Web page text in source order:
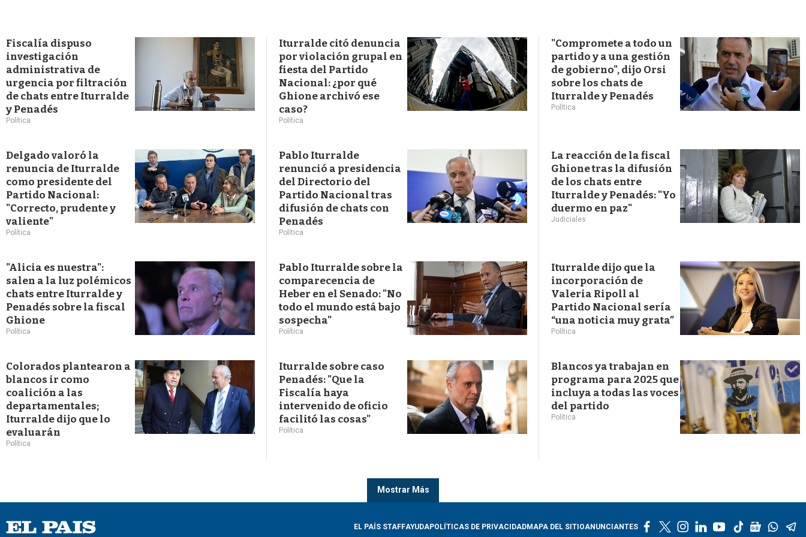
e
d
a
Fiscalía dispuso
investigación
administrativa de
urgencia por filtración
de chats entre Iturralde
y Penadés
Política
Iturralde citó denuncia
por violación grupal en
fiesta del Partido
Nacional: ¿por qué
Ghione archivó ese
caso?
Política
"Compromete a todo un
partido y a una gestión
de gobierno", dijo Orsi
sobre los chats de
Iturralde y Penadés
Política
Delgado valoró la
renuncia de Iturralde
como presidente del
Partido Nacional:
"Correcto, prudente y
valiente"
Política
Pablo Iturralde
renunció a presidencia
del Directorio del
Partido Nacional tras
difusión de chats con
Penadés
Política
La reacción de la fiscal
Ghione tras la difusión
de los chats entre
Iturralde y Penadés: "Yo
duermo en paz"
Judiciales
"Alicia es nuestra":
salen a la luz polémicos
chats entre Iturralde y
Penadés sobre la fiscal
Ghione
Política
Pablo Iturralde sobre la
comparecencia de
Heber en el Senado: "No
todo el mundo está bajo
sospecha"
Política
Iturralde dijo que la
incorporación de
Valeria Ripoll al
Partido Nacional sería
“una noticia muy grata”
Política
Colorados plantearon a
blancos ir como
coalición a las
departamentales;
Iturralde dijo que lo
evaluarán
Política
Iturralde sobre caso
Penadés: "Que la
Fiscalía haya
intervenido de oficio
facilitó las cosas"
Política
Blancos ya trabajan en
programa para 2025 que
incluya a todas las voces
del partido
Política
Mostrar Más
EL PAÍS STAFFAYUDAPOLÍTICAS DE PRIVACIDADMAPA DEL SITIOANUNCIANTES
l
y
t
g
w